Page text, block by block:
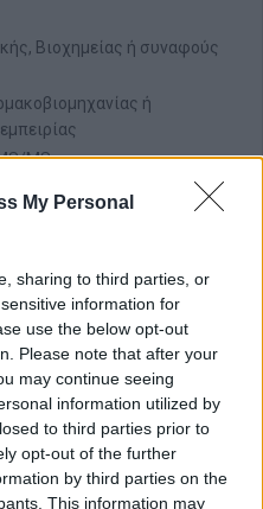
My Personal
sharing to third parties, or
information for
use the below opt-out
Please note that after your
may continue seeing
information utilized by
to third parties prior to
opt-out of the further
by third parties on the
This information may
Βιοχημείας ή συναφούς
ή
MS
/ GMP environment
(τεχνική ορολογία)
για να στείλετε το